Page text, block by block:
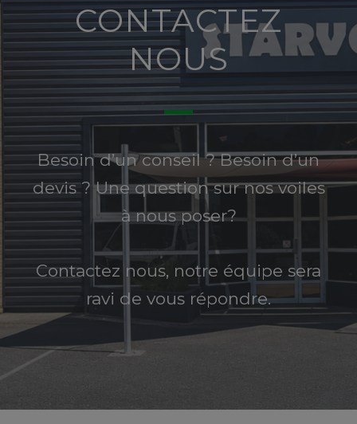
CONTACTEZ
NOUS
Besoin d’un conseil ? Besoin d’un
devis ? Une question sur nos voiles
à nous poser?
Contactez nous, notre équipe sera
ravi de vous répondre.